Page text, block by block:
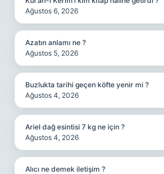
Ağustos 6, 2026
Azatın anlamı ne ?
Ağustos 5, 2026
Buzlukta tarihi geçen köfte yenir mi ?
Ağustos 4, 2026
Ariel dağ esintisi 7 kg ne için ?
Ağustos 4, 2026
Alıcı ne demek iletişim ?